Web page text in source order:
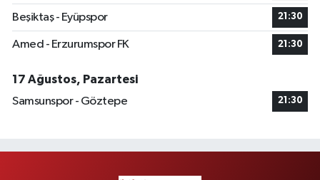
Beşiktaş - Eyüpspor 21:30
Amed - Erzurumspor FK 21:30
17 Ağustos, Pazartesi
Samsunspor - Göztepe
21:30